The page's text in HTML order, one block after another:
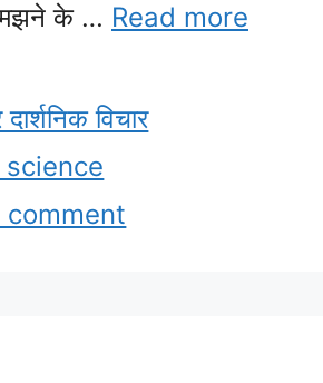
के … Read more
विचार
comment